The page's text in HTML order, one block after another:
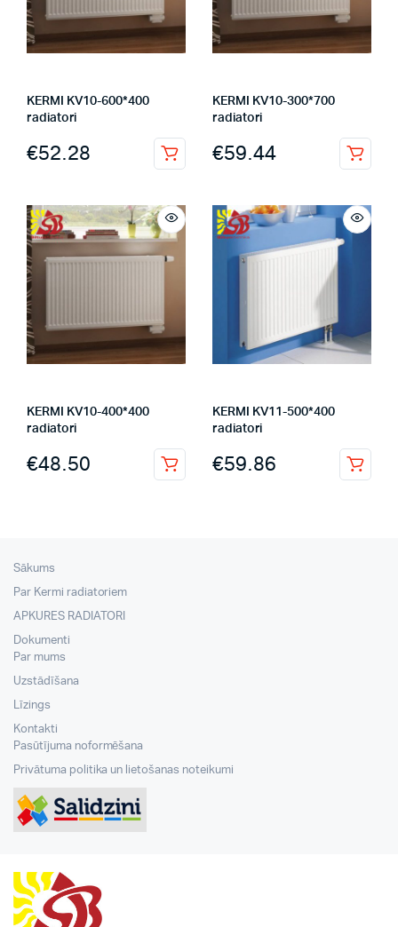
KERMI KV10-600*400
radiatori
€52.28
KERMI KV10-300*700
radiatori
€59.44
KERMI KV10-400*400
radiatori
€48.50
KERMI KV11-500*400
radiatori
€59.86
Sākums
Par Kermi radiatoriem
APKURES RADIATORI
Dokumenti
Par mums
Uzstādīšana
Līzings
Kontakti
Pasūtījuma noformēšana
Privātuma politika un lietošanas noteikumi